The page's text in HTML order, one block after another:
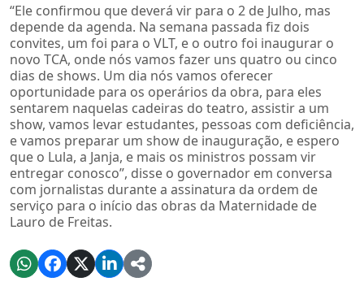
“Ele confirmou que deverá vir para o 2 de Julho, mas
depende da agenda. Na semana passada fiz dois
convites, um foi para o VLT, e o outro foi inaugurar o
novo TCA, onde nós vamos fazer uns quatro ou cinco
dias de shows. Um dia nós vamos oferecer
oportunidade para os operários da obra, para eles
sentarem naquelas cadeiras do teatro, assistir a um
show, vamos levar estudantes, pessoas com deficiência,
e vamos preparar um show de inauguração, e espero
que o Lula, a Janja, e mais os ministros possam vir
entregar conosco”, disse o governador em conversa
com jornalistas durante a assinatura da ordem de
serviço para o início das obras da Maternidade de
Lauro de Freitas.